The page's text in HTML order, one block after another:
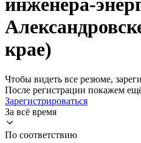
инженера-
крае)
Чтобы видеть все резюме,
После регистрации покажем
Зарегистрироваться
За всё время
По соответствию